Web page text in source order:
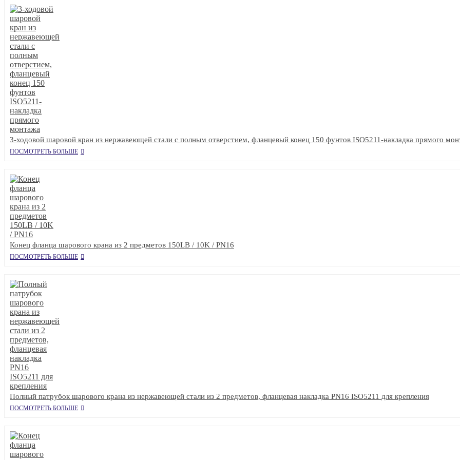
3-ходовой шаровой кран из нержавеющей стали с полным отверстием, фланцевый конец 150 фунтов ISO5211-накладка прямого
ПОСМОТРЕТЬ БОЛЬШЕ
Конец фланца шарового крана из 2 предметов 150LB / 10K / PN16
ПОСМОТРЕТЬ БОЛЬШЕ
Полный патрубок шарового крана из нержавеющей стали из 2 предметов, фланцевая накладка PN16 ISO5211 для крепления
ПОСМОТРЕТЬ БОЛЬШЕ